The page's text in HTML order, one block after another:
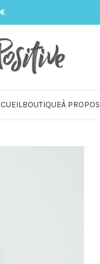
BOUTIQUEÀ PROPOS